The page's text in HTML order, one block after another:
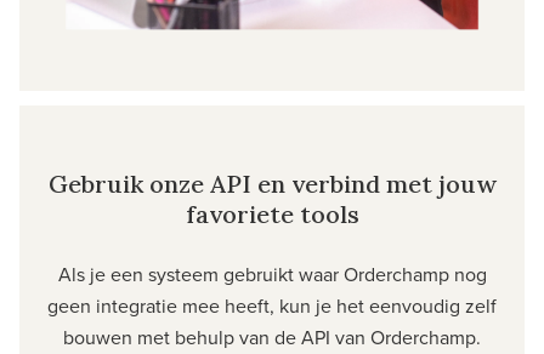
Gebruik onze API en verbind met jouw
favoriete tools
Als je een systeem gebruikt waar Orderchamp nog
geen integratie mee heeft, kun je het eenvoudig zelf
bouwen met behulp van de API van Orderchamp.